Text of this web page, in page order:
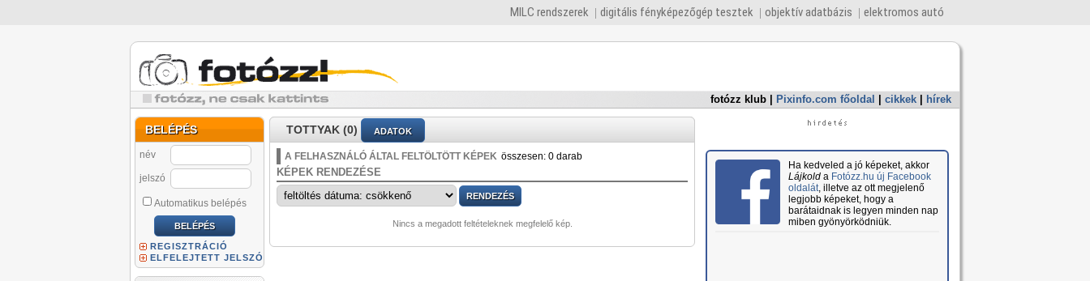
MILC rendszerek digitális fényképezőgép tesztek objektív adatbázis elektromos autó
fotózz klub Pixinfo.com főoldal cikkek hírek
BELÉPÉS
név
jelszó
Automatikus belépés
REGISZTRÁCIÓ
ELFELEJTETT JELSZÓ
TOTTYAK (0) ADATOK
A FELHASZNÁLÓ ÁLTAL FELTÖLTÖTT KÉPEK összesen: 0 darab
KÉPEK RENDEZÉSE
Nincs a megadott feltételeknek megfelelő kép.
Ha kedveled a jó képeket, akkor
Lájkolda Fotózz.hu új Facebook
oldalát, illetve az ott megjelenő
legjobb képeket, hogy a
barátaidnak is legyen minden nap
miben gyönyörködniük.